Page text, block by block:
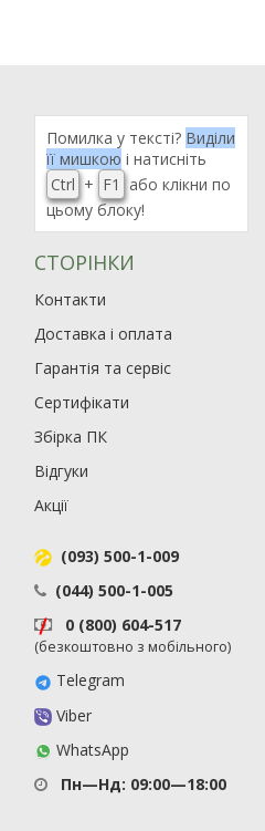
Помилка у тексті? Виділи
її мишкою і натисніть
Ctrl + F1
або клікни по
цьому блоку!
СТОРІНКИ
Контакти
Доставка і оплата
Гарантія та сервіс
Сертифікати
Збірка ПК
Відгуки
Акції
(093) 500-1-009
(044) 500-1-005
0 (800) 604-517
(безкоштовно з мобільного)
Telegram
Viber
WhatsApp
Пн—Нд: 09:00—18:00